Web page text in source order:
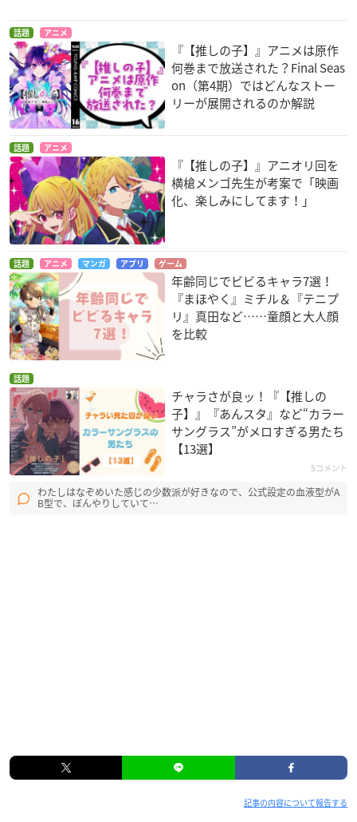
話題 アニメ
『【推しの子】』アニメは原作
何巻まで放送された？Final Seas
on（第4期）ではどんなストー
リーが展開されるのか解説
話題 アニメ
『【推しの子】』アニオリ回を
横槍メンゴ先生が考案で「映画
化、楽しみにしてます！」
話題 アニメ マンガ アプリ ゲーム
年齢同じでビビるキャラ7選！
『まほやく』ミチル＆『テニプ
リ』真田など……童顔と大人顔
を比較
話題
チャラさが良ッ！『【推しの
子】』『あんスタ』など“カラー
サングラス”がメロすぎる男たち
【13選】
5コメント
わたしはなぞめいた感じの少数派が好きなので、公式設定の血液型がA
B型で、ぼんやりしていて…
記事の内容について報告する